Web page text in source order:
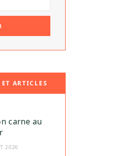
ARTICLES
carne au
2026